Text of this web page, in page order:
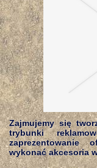
Zajmujemy się
trybunki
zaprezentowanie
wykonać akcesoria